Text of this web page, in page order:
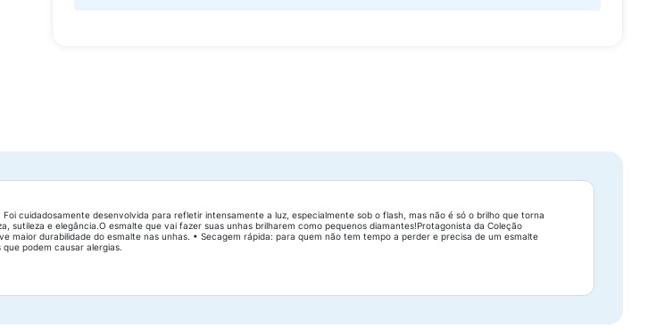
Foi cuidadosamente desenvolvida para refletir intensamente a luz, especialmente sob o flash, mas não é só o brilho que torna
e elegância.O esmalte que vai fazer suas unhas brilharem como pequenos diamantes!Protagonista da Coleção
durabilidade do esmalte nas unhas. • Secagem rápida: para quem não tem tempo a perder e precisa de um esmalte
podem causar alergias.